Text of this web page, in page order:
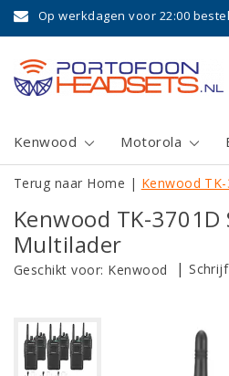
Op werkdagen voor 22:00
Kenwood Motorola
Terug naar Home | Kenwood
Kenwood TK-
Multilader
Geschikt voor: Kenwood |